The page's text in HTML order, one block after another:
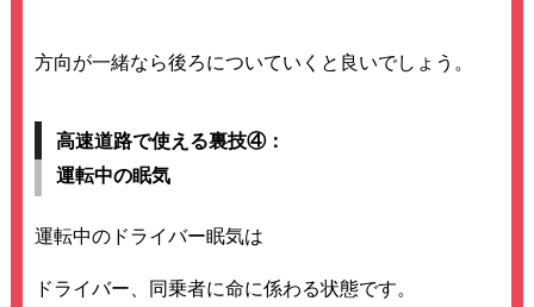
方向が一緒なら後ろについていくと良いでしょう。
高速道路で使える裏技④：
運転中の眠気
運転中のドライバー眠気は
ドライバー、同乗者に命に係わる状態です。